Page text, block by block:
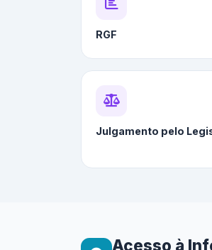
RGF
Julgamento pelo
Acesso à